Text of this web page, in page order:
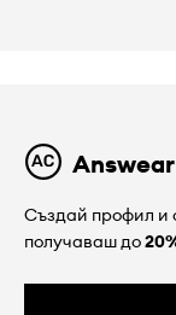
Създай профил и
получаваш до